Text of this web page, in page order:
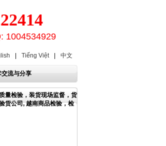
1004534929
Tiếng Việt 中文
交流与分享
量检验，装货现场监督，货
货公司, 越南商品检验，检